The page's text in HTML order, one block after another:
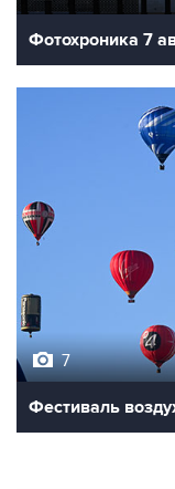
Фотохроника 7
7
Фестиваль